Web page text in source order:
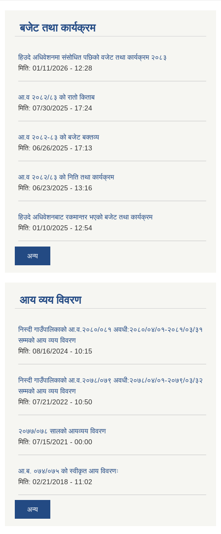
बजेट तथा कार्यक्रम
हिउदे अधिवेशनमा संसोधित पछिको वजेट तथा कार्यक्रम २०८३
मिति: 01/11/2026 - 12:28
आ.व २०८२/८३ को रातो किताब
मिति: 07/30/2025 - 17:24
आ.व २०८२-८३ को बजेट बक्तव्य
मिति: 06/26/2025 - 17:13
आ.व २०८२/८३ को निति तथा कार्यक्रम
मिति: 06/23/2025 - 13:16
हिउदे अधिवेशनबाट रकमान्तर भएको बजेट तथा कार्यक्रम
मिति: 01/10/2025 - 12:54
अन्य
आय व्यय विवरण
निस्दी गाउँपालिकाको आ.व.२०८०/०८१ अवधी:२०८०/०४/०१-२०८१/०३/३१
सम्मको आय व्यय विवरण
मिति: 08/16/2024 - 10:15
निस्दी गाउँपालिकाको आ.व.२०७८/०७९ अवधी:२०७८/०४/०१-२०७९/०३/३२
सम्मको आय व्यय विवरण
मिति: 07/21/2022 - 10:50
२०७७/०७८ सालको आयव्यय विवरण
मिति: 07/15/2021 - 00:00
आ.ब. ०७४/०७५ को स्वीकृत आय विवरणः
मिति: 02/21/2018 - 11:02
अन्य